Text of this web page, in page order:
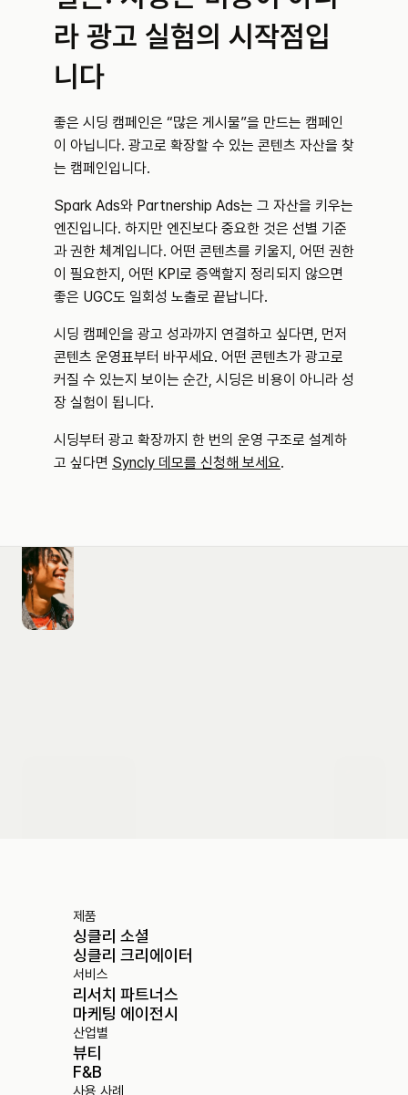
라 광고 실험의 시작점입
니다
좋은 시딩 캠페인은 “많은 게시물”을 만드는 캠페인
이 아닙니다. 광고로 확장할 수 있는 콘텐츠 자산을 찾
는 캠페인입니다.
Spark Ads와 Partnership Ads는 그 자산을 키우는
엔진입니다. 하지만 엔진보다 중요한 것은 선별 기준
과 권한 체계입니다. 어떤 콘텐츠를 키울지, 어떤 권한
이 필요한지, 어떤 KPI로 증액할지 정리되지 않으면
좋은 UGC도 일회성 노출로 끝납니다.
시딩 캠페인을 광고 성과까지 연결하고 싶다면, 먼저
콘텐츠 운영표부터 바꾸세요. 어떤 콘텐츠가 광고로
커질 수 있는지 보이는 순간, 시딩은 비용이 아니라 성
장 실험이 됩니다.
시딩부터 광고 확장까지 한 번의 운영 구조로 설계하
고 싶다면 Syncly 데모를 신청해 보세요.
제품
싱클리 크리에이터
싱클리 소셜
산업별
뷰티
F&B
사용 사례
서비스
리서치 파트너스
마케팅 에이전시